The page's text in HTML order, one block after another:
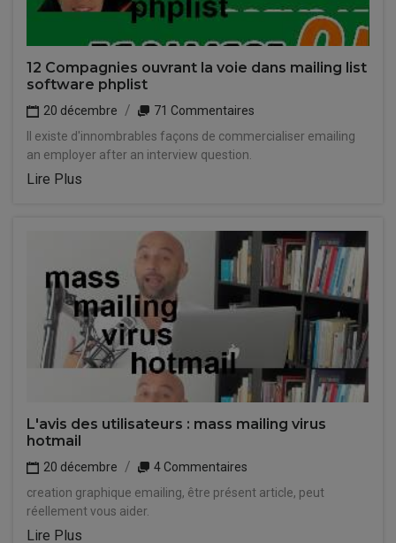
12 Compagnies ouvrant la voie dans mailing list
software phplist
20 décembre
71 Commentaires
Il existe d'innombrables façons de commercialiser emailing
an employer after an interview question.
Lire Plus
L'avis des utilisateurs : mass mailing virus
hotmail
20 décembre
4 Commentaires
creation graphique emailing, être présent article, peut
réellement vous aider.
Lire Plus